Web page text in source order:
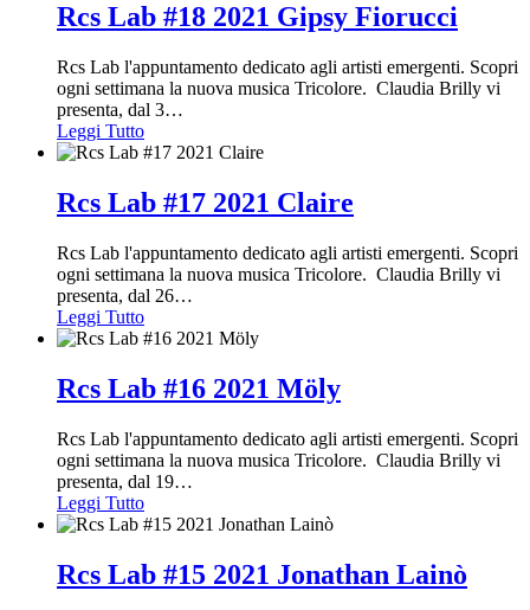
Rcs Lab #18 2021 Gipsy Fiorucci
Rcs Lab l'appuntamento dedicato agli artisti emergenti. Scopri
ogni settimana la nuova musica Tricolore. Claudia Brilly vi
presenta, dal 3…
Leggi Tutto
Rcs Lab #17 2021 Claire
Rcs Lab l'appuntamento dedicato agli artisti emergenti. Scopri
ogni settimana la nuova musica Tricolore. Claudia Brilly vi
presenta, dal 26…
Leggi Tutto
Rcs Lab #16 2021 Möly
Rcs Lab l'appuntamento dedicato agli artisti emergenti. Scopri
ogni settimana la nuova musica Tricolore. Claudia Brilly vi
presenta, dal 19…
Leggi Tutto
Rcs Lab #15 2021 Jonathan Lainò